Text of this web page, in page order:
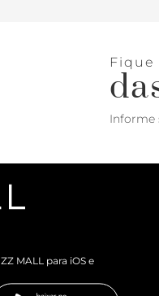
Informe
MALL para iOS e